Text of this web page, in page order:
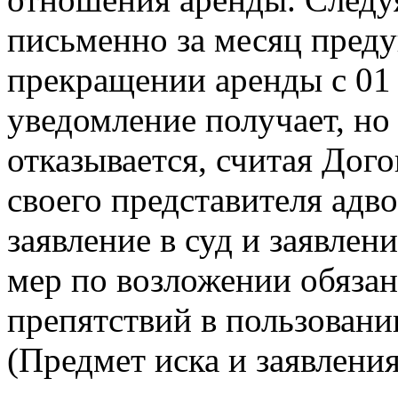
письменно за месяц
прекращении аренды с
уведомление получает,
отказывается, считая
своего представителя
заявление в суд и
мер по возложении
препятствий в
(Предмет иска и